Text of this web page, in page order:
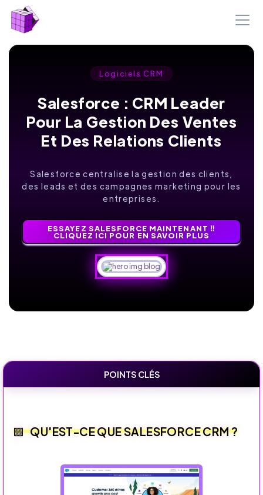
Logiciels CRM
Salesforce : CRM Leader
Pour La Gestion Des Ventes
Et Des Relations Clients
Salesforce centralise la gestion des clients,
des leads et des campagnes marketing pour les
entreprises.
ESSAYEZ SALESFORCE MAINTENANT ‼️
CLIQUEZ ICI POUR EN SAVOIR PLUS
POINTS CLÉS
QU'EST-CE QUE SALESFORCE CRM ?